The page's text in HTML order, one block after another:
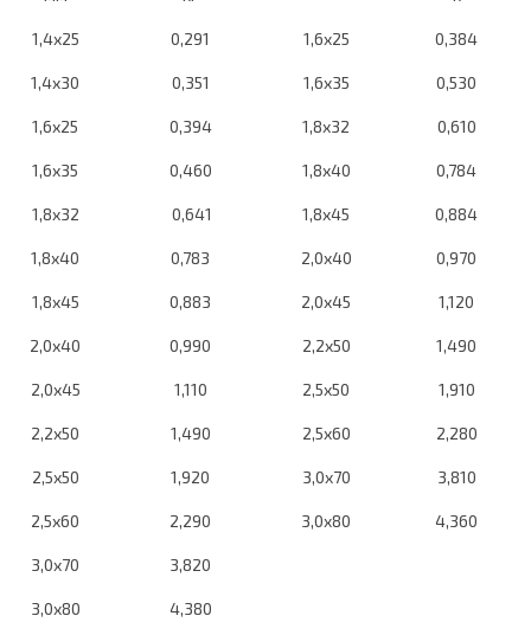
1,4х25 0,291 1,6х25 0,384
1,4х30 0,351 1,6х35 0,530
1,6х25 0,394 1,8х32 0,610
1,6х35 0,460 1,8х40 0,784
1,8х32 0,641 1,8х45 0,884
1,8х40 0,783 2,0х40 0,970
1,8х45 0,883 2,0х45 1,120
2,0х40 0,990 2,2х50 1,490
2,0х45 1,110 2,5х50 1,910
2,2х50 1,490 2,5х60 2,280
2,5х50 1,920 3,0х70 3,810
2,5х60 2,290 3,0х80 4,360
3,0х70 3,820
3,0х80 4,380